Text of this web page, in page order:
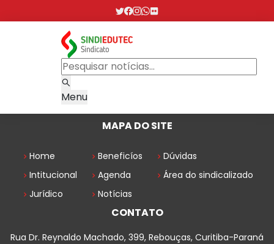
Menu
MAPA DO SITE
Home
Intitucional
Jurídico
Beneficíos
Agenda
Notícias
Dúvidas
Área do sindicalizado
CONTATO
Rua Dr. Reynaldo Machado, 399, Rebouças, Curitiba-Paraná